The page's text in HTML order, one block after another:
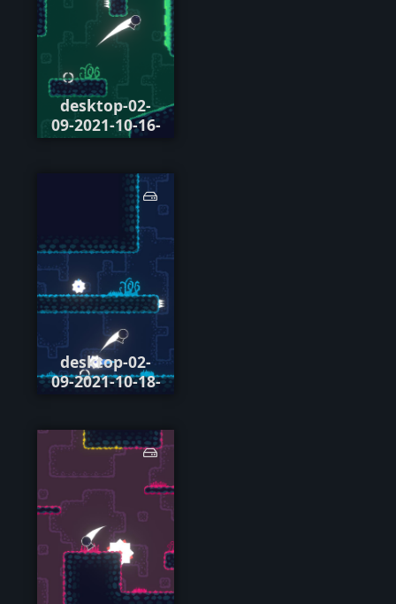
desktop-02-
09-2021-10-16-
53-601.png
desktop-02-
09-2021-10-18-